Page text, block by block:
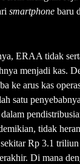
smartphone baru
ERAA tidak
menjadi kas.
ke arus kas
satu
tidak
Rp 3.1 triliun
Di mana